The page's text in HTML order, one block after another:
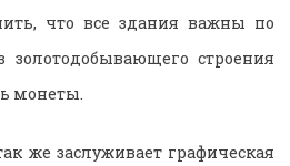
что все здания важны по
золотодобывающего строения
монеты.
же заслуживает графическая